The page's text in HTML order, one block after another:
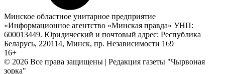
Минское областное унитарное предприятие
«Информационное агентство «Минская правда» УНП:
600013449. Юридический и почтовый адрес: Республика
Беларусь, 220114, Минск, пр. Независимости 169
16+
© 2026 Все права защищены | Редакция газеты "Чырвоная
зорка"